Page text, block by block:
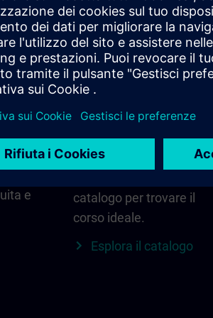
e
Trova il corso giusto
per te.
Cerca direttamente
utilizzando parole chiave
e filtri – oppure esplora
catalogo per trovare il
corso ideale.
Esplora il catalogo